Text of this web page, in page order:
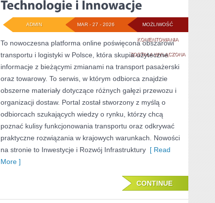
MOŻLIWOŚĆ
KOMENTOWANIATECHNOLOGIE
I
INNOWACJE
ZOSTAŁA WYŁĄCZONA
MAR - 27 - 2026
ADMIN
To nowoczesna platforma online poświęcona obszarowi
transportu i logistyki w Polsce, która skupia użyteczne
informacje z bieżącymi zmianami na transport pasażerski
oraz towarowy. To serwis, w którym odbiorca znajdzie
obszerne materiały dotyczące różnych gałęzi przewozu i
organizacji dostaw. Portal został stworzony z myślą o
odbiorcach szukających wiedzy o rynku, którzy chcą
poznać kulisy funkcjonowania transportu oraz odkrywać
praktyczne rozwiązania w krajowych warunkach. Nowości
na stronie to Inwestycje i Rozwój Infrastruktury [ Read
More ]
CONTINUE